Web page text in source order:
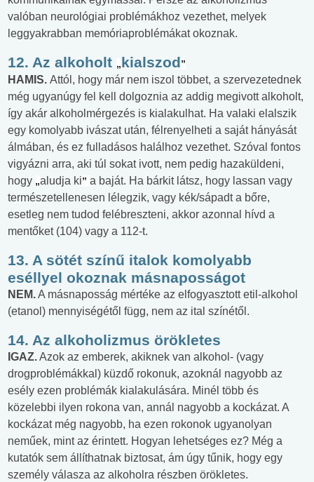
valóban neurológiai problémákhoz vezethet, melyek
leggyakrabban memóriaproblémákat okoznak.
12. Az alkoholt „kialszod”
HAMIS. Attól, hogy már nem iszol többet, a szervezetednek
még ugyanúgy fel kell dolgoznia az addig megivott alkoholt,
így akár alkoholmérgezés is kialakulhat. Ha valaki elalszik
egy komolyabb ivászat után, félrenyelheti a saját hányását
álmában, és ez fulladásos halálhoz vezethet. Szóval fontos
vigyázni arra, aki túl sokat ivott, nem pedig hazaküldeni,
hogy „aludja ki” a baját. Ha bárkit látsz, hogy lassan vagy
természetellenesen lélegzik, vagy kék/sápadt a bőre,
esetleg nem tudod felébreszteni, akkor azonnal hívd a
mentőket (104) vagy a 112-t.
13. A sötét színű italok komolyabb
eséllyel okoznak másnaposságot
NEM.A másnaposság mértéke az elfogyasztott etil-alkohol
(etanol) mennyiségétől függ, nem az ital színétől.
14. Az alkoholizmus örökletes
IGAZ.Azok az emberek, akiknek van alkohol- (vagy
drogproblémákkal) küzdő rokonuk, azoknál nagyobb az
esély ezen problémák kialakulására. Minél több és
közelebbi ilyen rokona van, annál nagyobb a kockázat. A
kockázat még nagyobb, ha ezen rokonok ugyanolyan
neműek, mint az érintett. Hogyan lehetséges ez? Még a
kutatók sem állíthatnak biztosat, ám úgy tűnik, hogy egy
személy válasza az alkoholra részben örökletes.